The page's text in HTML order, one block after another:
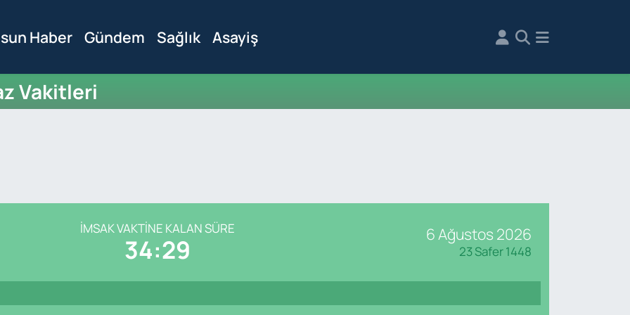
Haber Gündem Sağlık Asayiş
Vakitleri
İMSAK VAKTINE KALAN SÜRE
34:28 6 Ağustos 2026
23 Safer 1448